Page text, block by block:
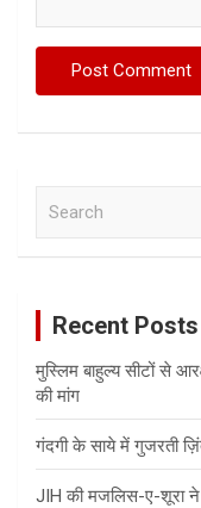
Recent Posts
मुस्लिम बाहुल्य सीटों से
की मांग
गंदगी के साये में गुजरती
JIH की मजलिस-ए-शूरा ने